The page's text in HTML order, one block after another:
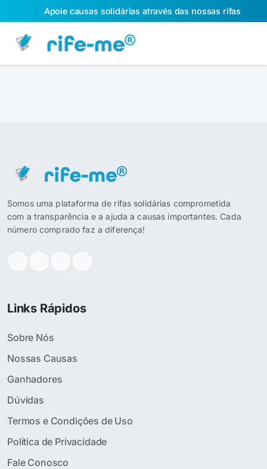
Apoie causas solidárias através das nossas rifas
Somos uma plataforma de rifas solidárias comprometida
com a transparência e a ajuda a causas importantes. Cada
número comprado faz a diferença!
Links Rápidos
Sobre Nós
Nossas Causas
Ganhadores
Dúvidas
Termos e Condições de Uso
Política de Privacidade
Fale Conosco